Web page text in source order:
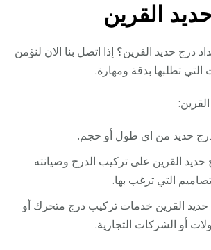
القرين
درج حديد القرين؟ إذا اتصل بنا الان لنؤمن
تطلبها بدقة ومهارة.
حديد من اي طول أو حجم.
القرين على تركيب الدرج وصيانته
التي ترغب بها.
حديد القرين خدمات تركيب درج متحرك أو
أو الشركات التجارية.